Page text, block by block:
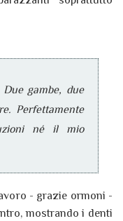
gambe, due
Perfettamente
né il mio
- grazie ormoni -
mostrando i denti